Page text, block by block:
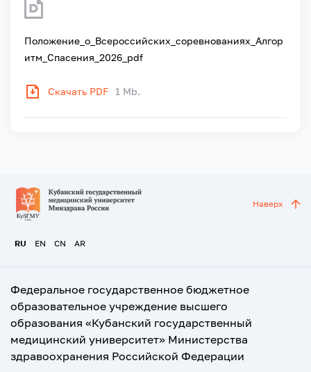
Положение_о_Всероссийских_соревнованиях_Алгор
итм_Спасения_2026_pdf
Скачать PDF 1 Mb.
RU EN CN AR
Наверх
Федеральное государственное бюджетное
образовательное учреждение высшего
образования «Кубанский государственный
медицинский университет» Министерства
здравоохранения Российской Федерации